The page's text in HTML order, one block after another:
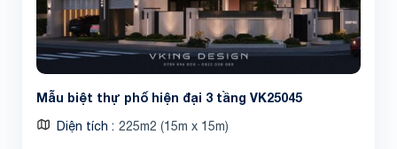
Share
Mẫu biệt thự phố hiện đại 3 tầng VK25045
Diện tích 225m2 (15m x 15m)